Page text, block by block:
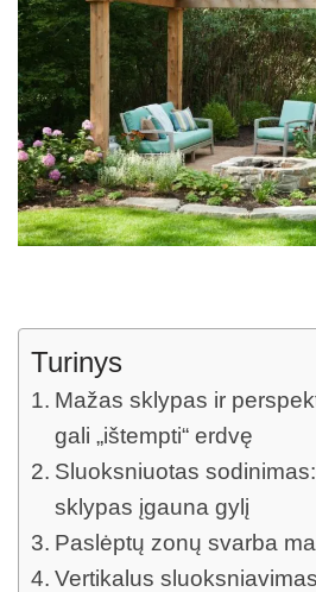
Turinys
Mažas sklypas ir
gali „ištempti“ erdvę
Sluoksniuotas
sklypas įgauna gylį
Paslėptų zonų svarba
Vertikalus